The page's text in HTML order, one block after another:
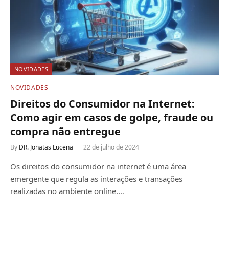
NOVIDADES
NOVIDADES
Direitos do Consumidor na Internet:
Como agir em casos de golpe, fraude ou
compra não entregue
By DR. Jonatas Lucena 22 de julho de 2024
Os direitos do consumidor na internet é uma área
emergente que regula as interações e transações
realizadas no ambiente online.…